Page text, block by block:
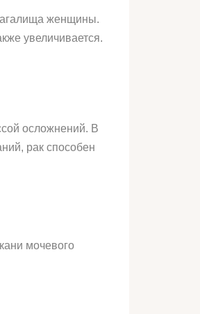
женщины.
увеличивается.
осложнений. В
рак способен
мочевого